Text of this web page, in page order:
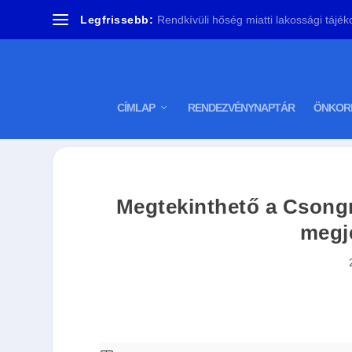
Legfrissebb: Rendkívüli hőség miatti lakossági
CÍMLAP RENDEZVÉNYNAPTÁR
Megtekinthető a